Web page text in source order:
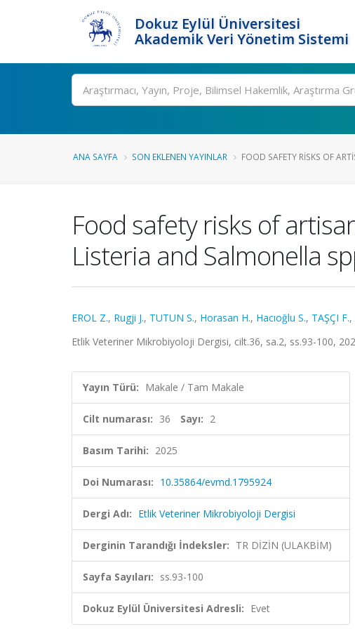
Dokuz Eylül Üniversitesi
Akademik Veri Yönetim Sistemi
Ara
ANA SAYFA SON EKLENEN YAYINLAR FOOD SAFETY RISKS OF
Food safety risks of
Listeria and Salmonella
EROL Z., Rugji J., TUTUN S., Horasan H., Hacıoğlu S., TAŞÇI F.,
Etlik Veteriner Mikrobiyoloji Dergisi, cilt.36, sa.2, ss.93-100,
Yayın Türü: Makale / Tam Makale
Cilt numarası: 36 Sayı: 2
Basım Tarihi: 2025
Doi Numarası: 10.35864/evmd.1795924
Dergi Adı: Etlik Veteriner Mikrobiyoloji Dergisi
Derginin Tarandığı İndeksler: TR DİZİN (ULAKBİM)
Sayfa Sayıları: ss.93-100
Dokuz Eylül Üniversitesi Adresli: Evet